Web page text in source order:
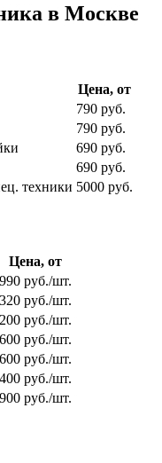
в Москве
Цена, от
790 руб.
790 руб.
690 руб.
690 руб.
техники 5000 руб.
Цена, от
990 руб./шт.
320 руб./шт.
200 руб./шт.
600 руб./шт.
600 руб./шт.
400 руб./шт.
900 руб./шт.